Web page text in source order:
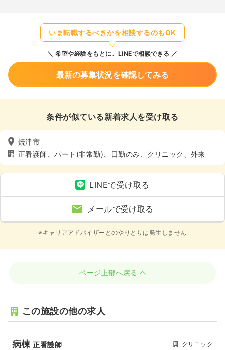
いま転職するべきかを相談するのもOK
希望や経験をもとに、LINEで相談できる
最新の募集状況を確認してみる
条件が似ている新着求人を受け取る
焼津市
正看護師、パート(非常勤)、日勤のみ、クリニック、外来
LINEで受け取る
メールで受け取る
※キャリアアドバイザーとのやりとりは発生しません
ページ上部へ戻る
この施設の他の求人
病棟正看護師 クリニック